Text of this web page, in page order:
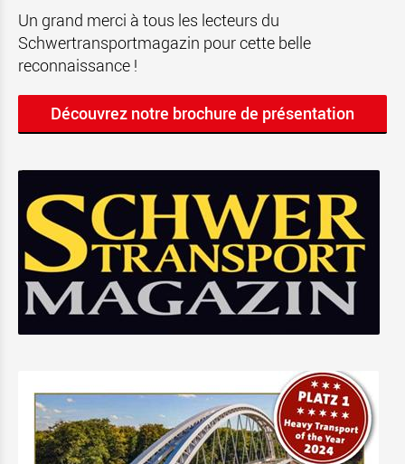
Un grand merci à tous les lecteurs du
Schwertransportmagazin pour cette belle
reconnaissance !
Découvrez notre brochure de présentation